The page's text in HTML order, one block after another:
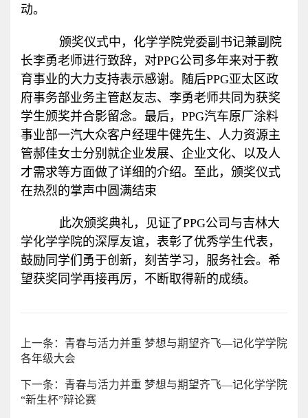
动。
颁奖仪式中，化学学院党委副书记兼副院
长李勇老师进行致辞，对PPG公司多年来对于教
育事业的大力支持表示感谢。随后PPG亚太区政
府事务部业务主管赵友志、李勇老师共同为获奖
学生颁奖并合影留念。最后，PPG汽车原厂涂料
事业部一汽大众客户经理牛健先生、人力资源主
管郝佳女士分别就企业发展、企业文化、以及人
才需求等方面做了详细的介绍。至此，颁奖仪式
在热烈的掌声中圆满结束
此次颁奖典礼，见证了PPG公司与吉林大
学化学学院的深厚友谊，表彰了优秀学生代表，
鼓励同学们勇于创新，刻苦学习，服务社会。希
望获奖同学再接再厉，不断取得新的成绩。
上一条：青春与活力并重 梦想与期望齐飞—记化学学院
各年级大会
下一条：青春与活力并重 梦想与期望齐飞—记化学学院
“新生杯”辩论赛